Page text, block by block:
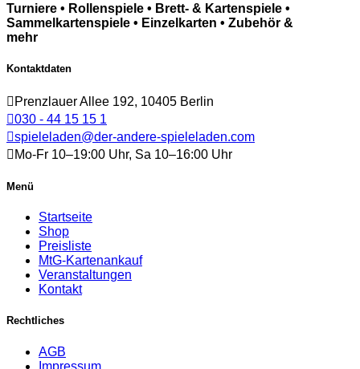
Turniere • Rollenspiele • Brett- & Kartenspiele •
Sammelkartenspiele • Einzelkarten • Zubehör &
mehr
Kontaktdaten
Prenzlauer Allee 192, 10405 Berlin
030 - 44 15 15 1
spieleladen@der-andere-spieleladen.com
Mo-Fr 10–19:00 Uhr, Sa 10–16:00 Uhr
Menü
Startseite
Shop
Preisliste
MtG-Kartenankauf
Veranstaltungen
Kontakt
Rechtliches
AGB
Impressum